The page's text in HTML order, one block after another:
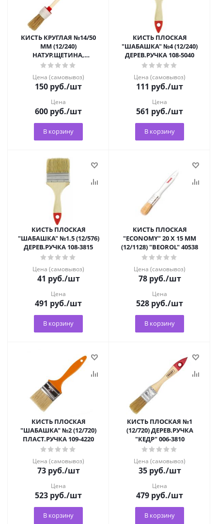
КИСТЬ КРУГЛАЯ №14/50
ММ (12/240)
НАТУР.ЩЕТИНА,
ДЕРЕВ.РУЧКА "КЕДР" 010-
Цена (самовывоз)
150 руб./шт
Цена
600 руб./шт
В корзину
КИСТЬ ПЛОСКАЯ
"ШАБАШКА" №4 (12/240)
ДЕРЕВ.РУЧКА 108-5040
Цена (самовывоз)
111 руб./шт
Цена
561 руб./шт
В корзину
КИСТЬ ПЛОСКАЯ
"ШАБАШКА" №1.5 (12/576)
ДЕРЕВ.РУЧКА 108-3815
Цена (самовывоз)
41 руб./шт
Цена
491 руб./шт
В корзину
КИСТЬ ПЛОСКАЯ
"ECONOMY" 20 Х 15 ММ
(12/1128) "BEOROL" 40538
Цена (самовывоз)
78руб./шт
Цена
528 руб./шт
В корзину
КИСТЬ ПЛОСКАЯ
"ШАБАШКА" №2 (12/720)
ПЛАСТ.РУЧКА 109-4220
Цена (самовывоз)
73руб./шт
Цена
523 руб./шт
В корзину
КИСТЬ ПЛОСКАЯ №1
(12/720) ДЕРЕВ.РУЧКА
"КЕДР" 006-3810
Цена (самовывоз)
35руб./шт
Цена
479 руб./шт
В корзину